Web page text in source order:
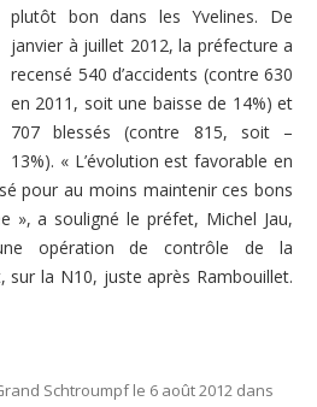
plutôt bon dans les Yvelines. De
janvier à juillet 2012, la préfecture a
recensé 540 d’accidents (contre 630
en 2011, soit une baisse de 14%) et
707 blessés (contre 815, soit –
13%). « L’évolution est favorable en
pour au moins maintenir ces bons
», a souligné le préfet, Michel Jau,
opération de contrôle de la
sur la N10, juste après Rambouillet.
Schtroumpfle 6 août 2012 dans